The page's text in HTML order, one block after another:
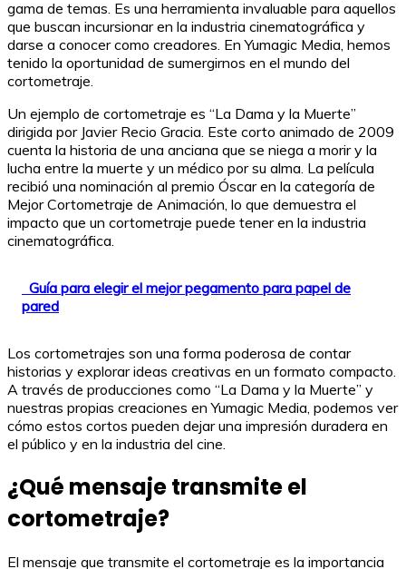
gama de temas. Es una herramienta invaluable para aquellos
que buscan incursionar en la industria cinematográfica y
darse a conocer como creadores. En Yumagic Media, hemos
tenido la oportunidad de sumergirnos en el mundo del
cortometraje.
Un ejemplo de cortometraje es “La Dama y la Muerte”
dirigida por Javier Recio Gracia. Este corto animado de 2009
cuenta la historia de una anciana que se niega a morir y la
lucha entre la muerte y un médico por su alma. La película
recibió una nominación al premio Óscar en la categoría de
Mejor Cortometraje de Animación, lo que demuestra el
impacto que un cortometraje puede tener en la industria
cinematográfica.
Guía para elegir el mejor pegamento para papel de
pared
Los cortometrajes son una forma poderosa de contar
historias y explorar ideas creativas en un formato compacto.
A través de producciones como “La Dama y la Muerte” y
nuestras propias creaciones en Yumagic Media, podemos ver
cómo estos cortos pueden dejar una impresión duradera en
el público y en la industria del cine.
¿Qué mensaje transmite el
cortometraje?
El mensaje que transmite el cortometraje es la importancia